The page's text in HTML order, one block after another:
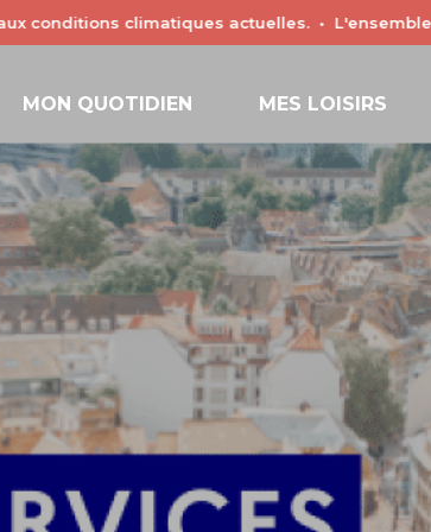
climatiques actuelles. • L'ensemble de la
chacun.
MON QUOTIDIEN MES LOISIRS